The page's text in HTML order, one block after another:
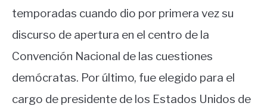
temporadas cuando dio por primera vez su
discurso de apertura en el centro de la
Convención Nacional de las cuestiones
demócratas. Por último, fue elegido para el
cargo de presidente de los Estados Unidos de